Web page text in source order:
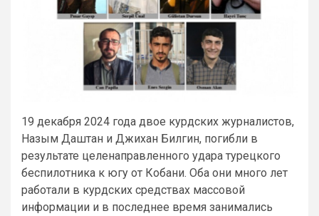
19 декабря 2024 года двое курдских журналистов,
Назым Даштан и Джихан Билгин, погибли в
результате целенаправленного удара турецкого
беспилотника к югу от Кобани. Оба они много лет
работали в курдских средствах массовой
информации и в последнее время занимались